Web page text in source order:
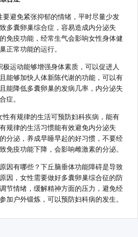
要避免紧张抑郁的情绪，平时尽量少发
多囊卵巢综合症，容易造成内分泌失
免疫功能，经常生气会影响女性身体健
正常功能的运行。
极运动能够增强身体素质，可以促进人
能够加快人体新陈代谢的功能，可以有
能降低多囊卵巢的发病几率，内分泌失
症。
性有规律的生活可预防妇科疾病，能有
规律的生活习惯能有效避免内分泌失
分泌，养成早睡早起的好习惯，不要经
免疫功能下降，会影响雌激素的分泌。
因有哪些？下丘脑垂体功能障碍是导致
因，女性需要做好多囊卵巢综合征的防
节情绪，缓解精神方面的压力，避免经
加户外锻炼，可以预防妇科病的发生。